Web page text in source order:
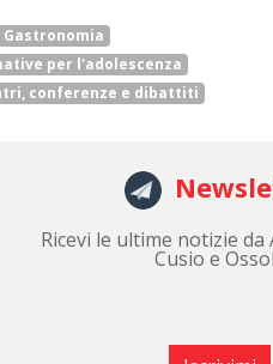
Gastronomia
per l'adolescenza
conferenze e dibattiti
Ricevi le ultime notizie da
Cusio e